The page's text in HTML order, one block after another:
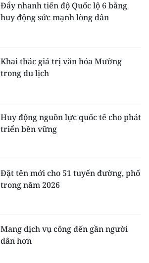
Đẩy nhanh tiến độ Quốc lộ 6 bằng
huy động sức mạnh lòng dân
Khai thác giá trị văn hóa Mường
trong du lịch
Huy động nguồn lực quốc tế cho phát
triển bền vững
Đặt tên mới cho 51 tuyến đường, phố
trong năm 2026
Mang dịch vụ công đến gần người
dân hơn